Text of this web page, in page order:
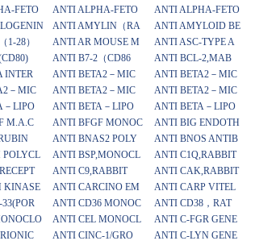
FETO ANTI ALPHA-FETO ANTI ALPHA-FETO
ANTI AMYLIN（RA ANTI AMYLOID BE
1-28） ANTI AR MOUSE M ANTI ASC-TYPE A
ANTI B7-2（CD86 ANTI BCL-2,MAB
INTER ANTI BETA2－MIC ANTI BETA2－MIC
－MIC ANTI BETA2－MIC ANTI BETA2－MIC
－LIPO ANTI BETA－LIPO ANTI BETA－LIPO
M.A.C ANTI BFGF MONOC ANTI BIG ENDOTH
ANTI BNAS2 POLY ANTI BNOS ANTIB
ANTI BSP,MONOCL ANTI C1Q,RABBIT
ANTI C9,RABBIT ANTI CAK,RABBIT
KINASE ANTI CARCINO EM ANTI CARP VITEL
ANTI CD36 MONOC ANTI CD38，RAT
ANTI CEL MONOCL ANTI C-FGR GENE
ANTI CINC-1/GRO ANTI C-LYN GENE